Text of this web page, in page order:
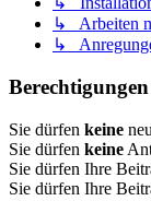
↳ Arbeiten
↳
Sie dürfen keine
Sie dürfen keine
Sie dürfen Ihre
Sie dürfen Ihre